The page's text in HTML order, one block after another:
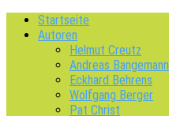
Startseite
Autoren
Helmut Creutz
Andreas Bangemann
Eckhard Behrens
Wolfgang Berger
Pat Christ